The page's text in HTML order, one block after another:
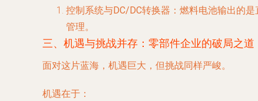
控制系统与DC/DC转换器 ：燃料电池输出的
管理。
三、机遇与挑战并存：零部件企业的破局之道
面对这片蓝海，机遇巨大，但挑战同样严峻。
机遇在于 ：